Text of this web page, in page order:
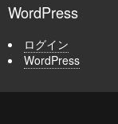
WordPress
ログイン
WordPress